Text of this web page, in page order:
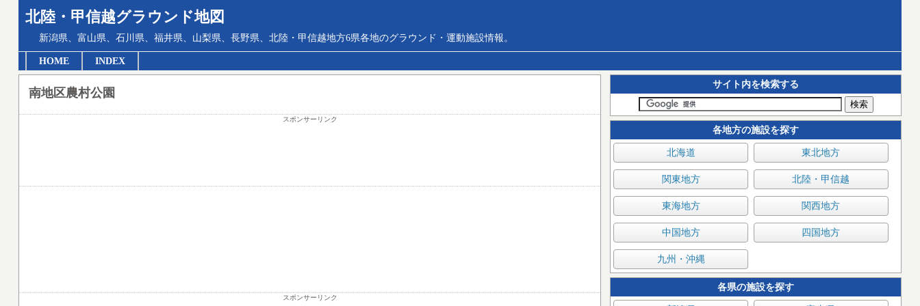
北陸・甲信越グラウンド地図
新潟県、富山県、石川県、福井県、山梨県、長野県、北陸・甲信越地方6県各地のグラウンド・運動施設情報。
HOME INDEX
サイト内を検索する
各地方の施設を探す
北海道 東北地方
関東地方 北陸・甲信越
東海地方 関西地方
中国地方 四国地方
九州・沖縄
各県の施設を探す
南地区農村公園
スポンサーリンク
スポンサーリンク